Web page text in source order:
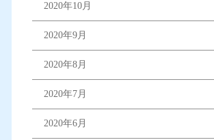
2020年10月
2020年9月
2020年8月
2020年7月
2020年6月